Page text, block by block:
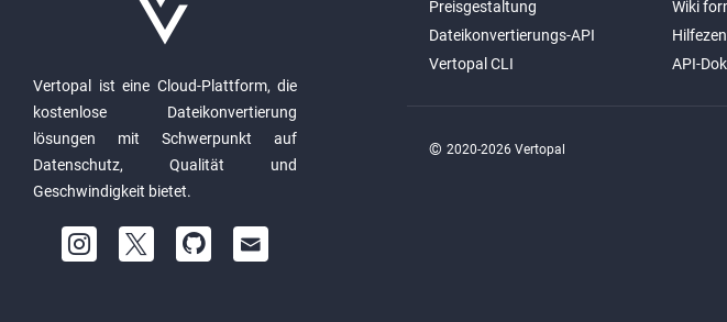
Vertopal ist eine Cloud-Plattform, die
kostenlose Dateikonvertierung
lösungen mit Schwerpunkt auf
Datenschutz, Qualität und
Geschwindigkeit bietet.
Preisgestaltung
Dateikonvertierungs-API
Vertopal CLI
Wiki
API-
© 2020-2026 Vertopal